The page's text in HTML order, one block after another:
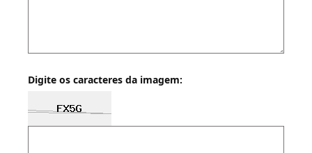
Digite os caracteres da imagem: